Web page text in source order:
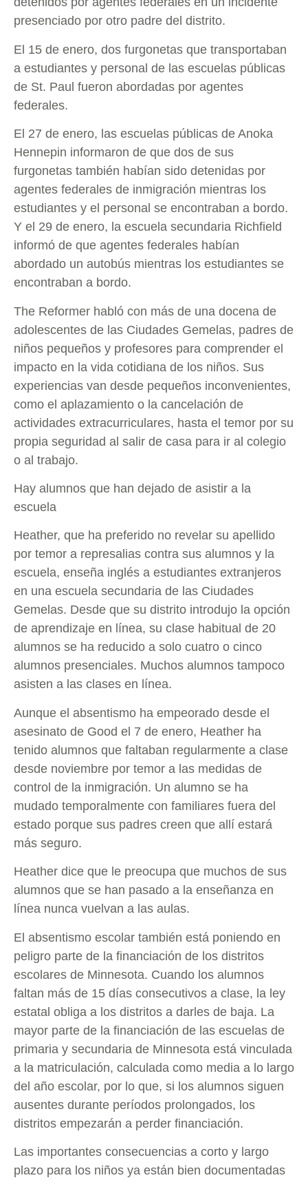
presenciado por otro padre del distrito.
El 15 de enero, dos furgonetas que transportaban
a estudiantes y personal de las escuelas públicas
de St. Paul fueron abordadas por agentes
federales.
El 27 de enero, las escuelas públicas de Anoka
Hennepin informaron de que dos de sus
furgonetas también habían sido detenidas por
agentes federales de inmigración mientras los
estudiantes y el personal se encontraban a bordo.
Y el 29 de enero, la escuela secundaria Richfield
informó de que agentes federales habían
abordado un autobús mientras los estudiantes se
encontraban a bordo.
The Reformer habló con más de una docena de
adolescentes de las Ciudades Gemelas, padres de
niños pequeños y profesores para comprender el
impacto en la vida cotidiana de los niños. Sus
experiencias van desde pequeños inconvenientes,
como el aplazamiento o la cancelación de
actividades extracurriculares, hasta el temor por su
propia seguridad al salir de casa para ir al colegio
o al trabajo.
Hay alumnos que han dejado de asistir a la
escuela
Heather, que ha preferido no revelar su apellido
por temor a represalias contra sus alumnos y la
escuela, enseña inglés a estudiantes extranjeros
en una escuela secundaria de las Ciudades
Gemelas. Desde que su distrito introdujo la opción
de aprendizaje en línea, su clase habitual de 20
alumnos se ha reducido a solo cuatro o cinco
alumnos presenciales. Muchos alumnos tampoco
asisten a las clases en línea.
Aunque el absentismo ha empeorado desde el
asesinato de Good el 7 de enero, Heather ha
tenido alumnos que faltaban regularmente a clase
desde noviembre por temor a las medidas de
control de la inmigración. Un alumno se ha
mudado temporalmente con familiares fuera del
estado porque sus padres creen que allí estará
más seguro.
Heather dice que le preocupa que muchos de sus
alumnos que se han pasado a la enseñanza en
línea nunca vuelvan a las aulas.
El absentismo escolar también está poniendo en
peligro parte de la financiación de los distritos
escolares de Minnesota. Cuando los alumnos
faltan más de 15 días consecutivos a clase, la ley
estatal obliga a los distritos a darles de baja. La
mayor parte de la financiación de las escuelas de
primaria y secundaria de Minnesota está vinculada
a la matriculación, calculada como media a lo largo
del año escolar, por lo que, si los alumnos siguen
ausentes durante períodos prolongados, los
distritos empezarán a perder financiación.
Las importantes consecuencias a corto y largo
plazo para los niños ya están bien documentadas